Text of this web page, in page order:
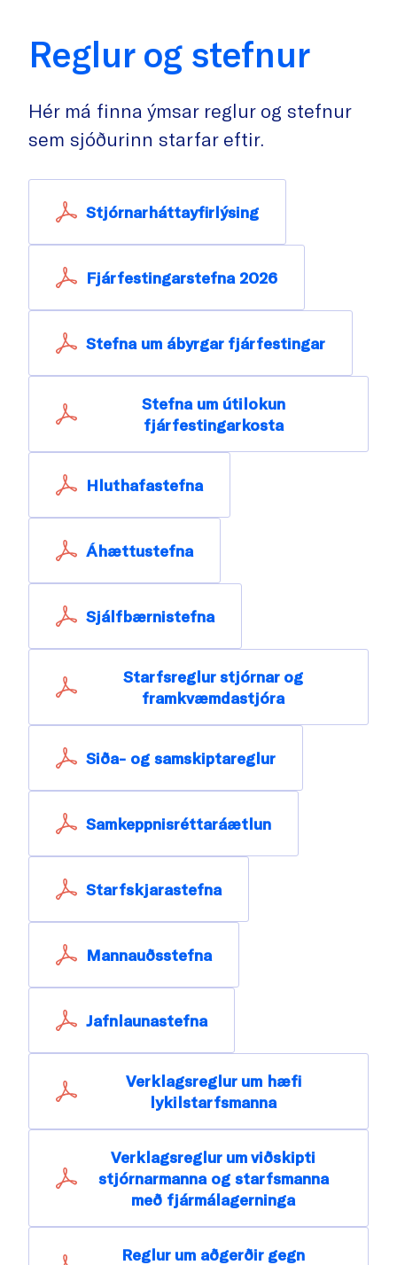
Reglur og stefnur
Hér má finna ýmsar reglur og stefnur
sem sjóðurinn starfar eftir.
Stjórnarháttayfirlýsing
Fjárfestingarstefna 2026
Stefna um ábyrgar fjárfestingar
Stefna um útilokun
fjárfestingarkosta
Hluthafastefna
Áhættustefna
Sjálfbærnistefna
Starfsreglur stjórnar og
framkvæmdastjóra
Siða- og samskiptareglur
Samkeppnisréttaráætlun
Starfskjarastefna
Mannauðsstefna
Jafnlaunastefna
Verklagsreglur um hæfi
lykilstarfsmanna
Verklagsreglur um viðskipti
stjórnarmanna og starfsmanna
með fjármálagerninga
Reglur um aðgerðir gegn